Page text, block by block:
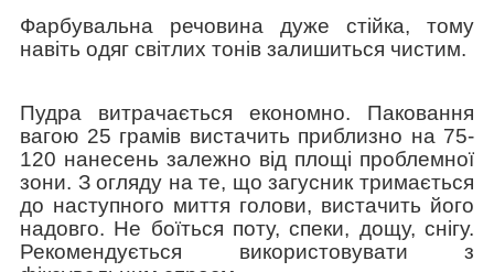
Фарбувальна речовина дуже стійка, тому
навіть одяг світлих тонів залишиться чистим.
Пудра витрачається економно. Паковання
вагою 25 грамів вистачить приблизно на 75-
120 нанесень залежно від площі проблемної
зони. З огляду на те, що загусник тримається
до наступного миття голови, вистачить його
надовго. Не боїться поту, спеки, дощу, снігу.
Рекомендується використовувати з